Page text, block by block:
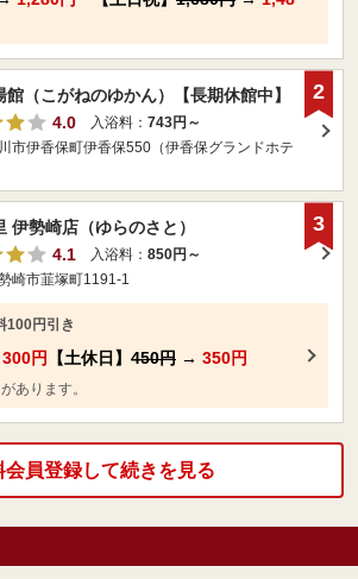
館（こがねのゆかん）【長期休館中】
4.0
入浴料： 743円～
市伊香保町伊香保550（伊香保グランドホテ
2
伊勢崎店（ゆらのさと）
4.1
入浴料： 850円～
崎市韮塚町1191-1
100円引き
300円 【土休日】 450円 → 350円
あります。
3
会員登録して続きを見る